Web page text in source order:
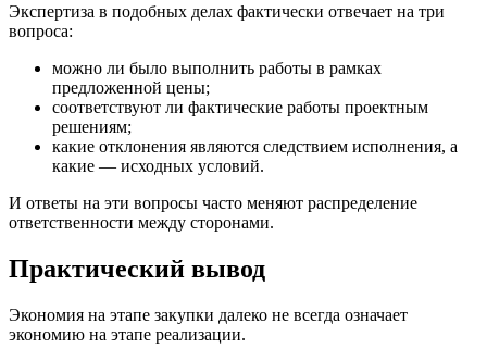
Экспертиза в подобных делах фактически отвечает на три
вопроса:
можно ли было выполнить работы в рамках
предложенной цены;
соответствуют ли фактические работы проектным
решениям;
какие отклонения являются следствием исполнения, а
какие — исходных условий.
И ответы на эти вопросы часто меняют распределение
ответственности между сторонами.
Практический вывод
Экономия на этапе закупки далеко не всегда означает
экономию на этапе реализации.